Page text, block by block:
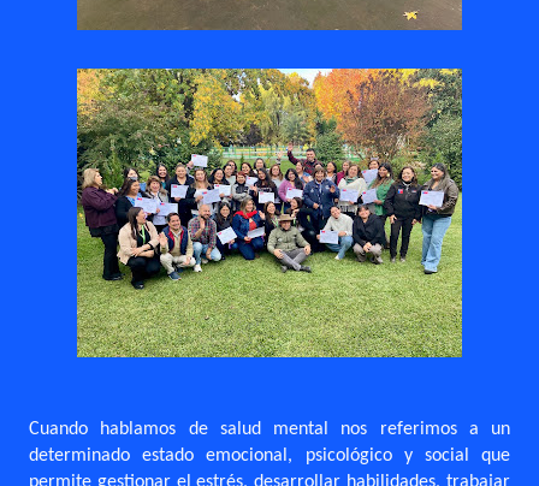
Cuando hablamos de salud mental nos referimos a un
determinado estado emocional, psicológico y social que